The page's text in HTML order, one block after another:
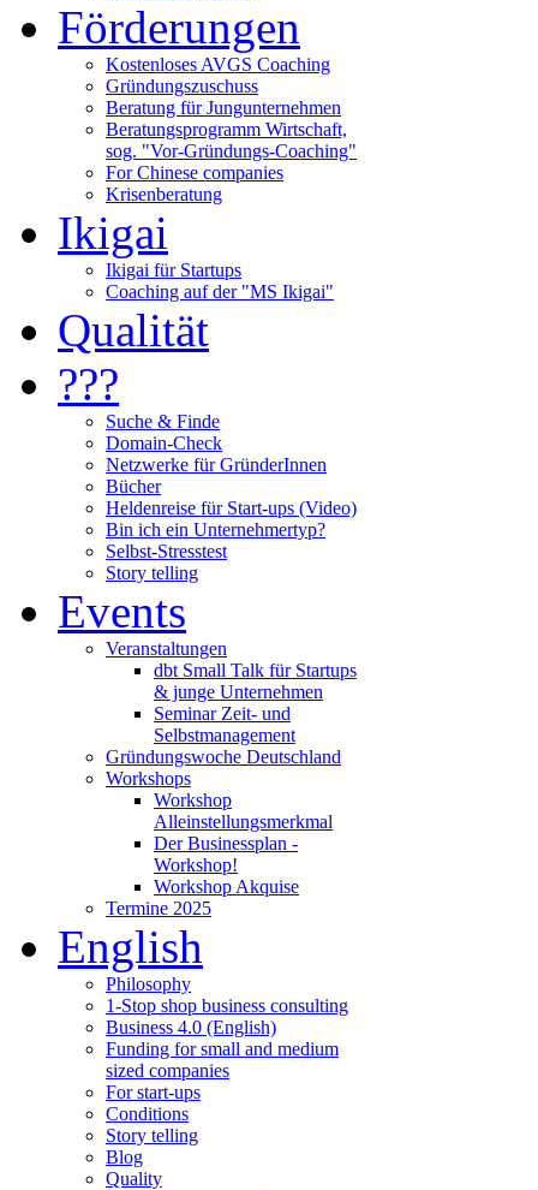
Förderungen
Kostenloses AVGS Coaching
Gründungszuschuss
Beratung für Jungunternehmen
Beratungsprogramm Wirtschaft,
sog. "Vor-Gründungs-Coaching"
For Chinese companies
Krisenberatung
Ikigai
Ikigai für Startups
Coaching auf der "MS Ikigai"
Qualität
???
Suche & Finde
Domain-Check
Netzwerke für GründerInnen
Bücher
Heldenreise für Start-ups (Video)
Bin ich ein Unternehmertyp?
Selbst-Stresstest
Story telling
Events
Veranstaltungen
dbt Small Talk für Startups
& junge Unternehmen
Seminar Zeit- und
Selbstmanagement
Gründungswoche Deutschland
Workshops
Workshop
Alleinstellungsmerkmal
Der Businessplan -
Workshop!
Workshop Akquise
Termine 2025
English
Philosophy
1-Stop shop business consulting
Business 4.0 (English)
Funding for small and medium
sized companies
For start-ups
Conditions
Story telling
Blog
Quality